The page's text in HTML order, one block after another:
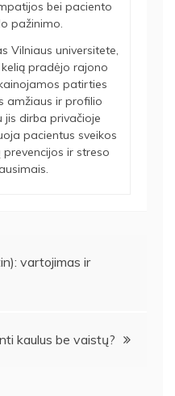
bei paciento
pažinimo.
Vilniaus universitete,
pradėjo rajono
patirties
amžiaus ir profilio
jis dirba privačioje
pacientus sveikos
ir streso
vartojimas ir
kaulus be vaistų?